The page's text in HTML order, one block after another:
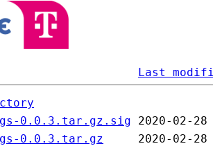
Last
0.0.3.tar.gz.sig
0.0.3.tar.gz